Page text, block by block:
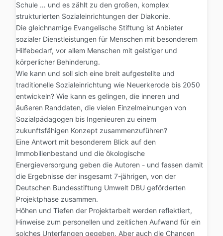
Schule … und es zählt zu den großen, komplex
strukturierten Sozialeinrichtungen der Diakonie.
Die gleichnamige Evangelische Stiftung ist Anbieter
sozialer Dienstleistungen für Menschen mit besonderem
Hilfebedarf, vor allem Menschen mit geistiger und
körperlicher Behinderung.
Wie kann und soll sich eine breit aufgestellte und
traditionelle Sozialeinrichtung wie Neuerkerode bis 2050
entwickeln? Wie kann es gelingen, die inneren und
äußeren Randdaten, die vielen Einzelmeinungen von
Sozialpädagogen bis Ingenieuren zu einem
zukunftsfähigen Konzept zusammenzuführen?
Eine Antwort mit besonderem Blick auf den
Immobilienbestand und die ökologische
Energieversorgung geben die Autoren - und fassen damit
die Ergebnisse der insgesamt 7-jährigen, von der
Deutschen Bundesstiftung Umwelt DBU geförderten
Projektphase zusammen.
Höhen und Tiefen der Projektarbeit werden reflektiert,
Hinweise zum personellen und zeitlichen Aufwand für ein
solches Unterfangen gegeben. Aber auch die Chancen